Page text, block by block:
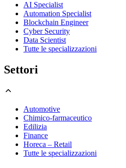
AI Specialist
Automation Specialist
Blockchain Engineer
Cyber Security
Data Scientist
Tutte le specializzazioni
Settori
Automotive
Chimico-farmaceutico
Edilizia
Finance
Horeca – Retail
Tutte le specializzazioni